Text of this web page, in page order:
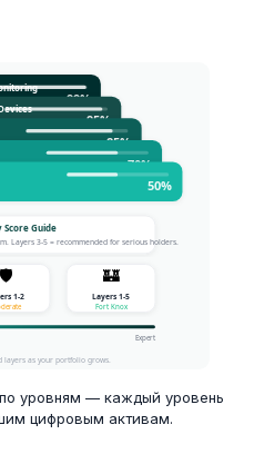
уровням — каждый уровень
цифровым активам.